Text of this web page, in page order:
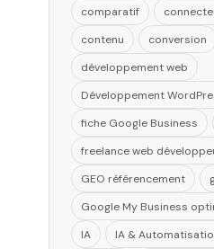
comparatif
contenu
conversion
développement web
Développement
fiche Google Business
freelance web
GEO référencement
Google My Business
IA
IA &